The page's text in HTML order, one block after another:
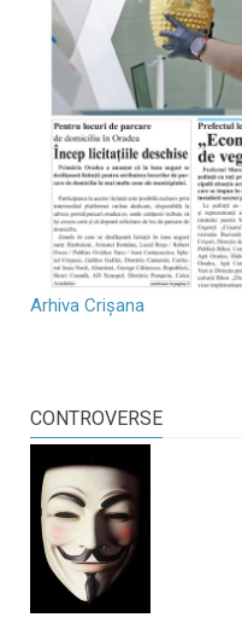
Arhiva Crișana
CONTROVERSE